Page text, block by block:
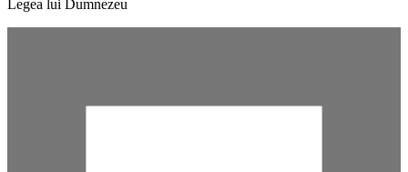
Legea lui Dumnezeu